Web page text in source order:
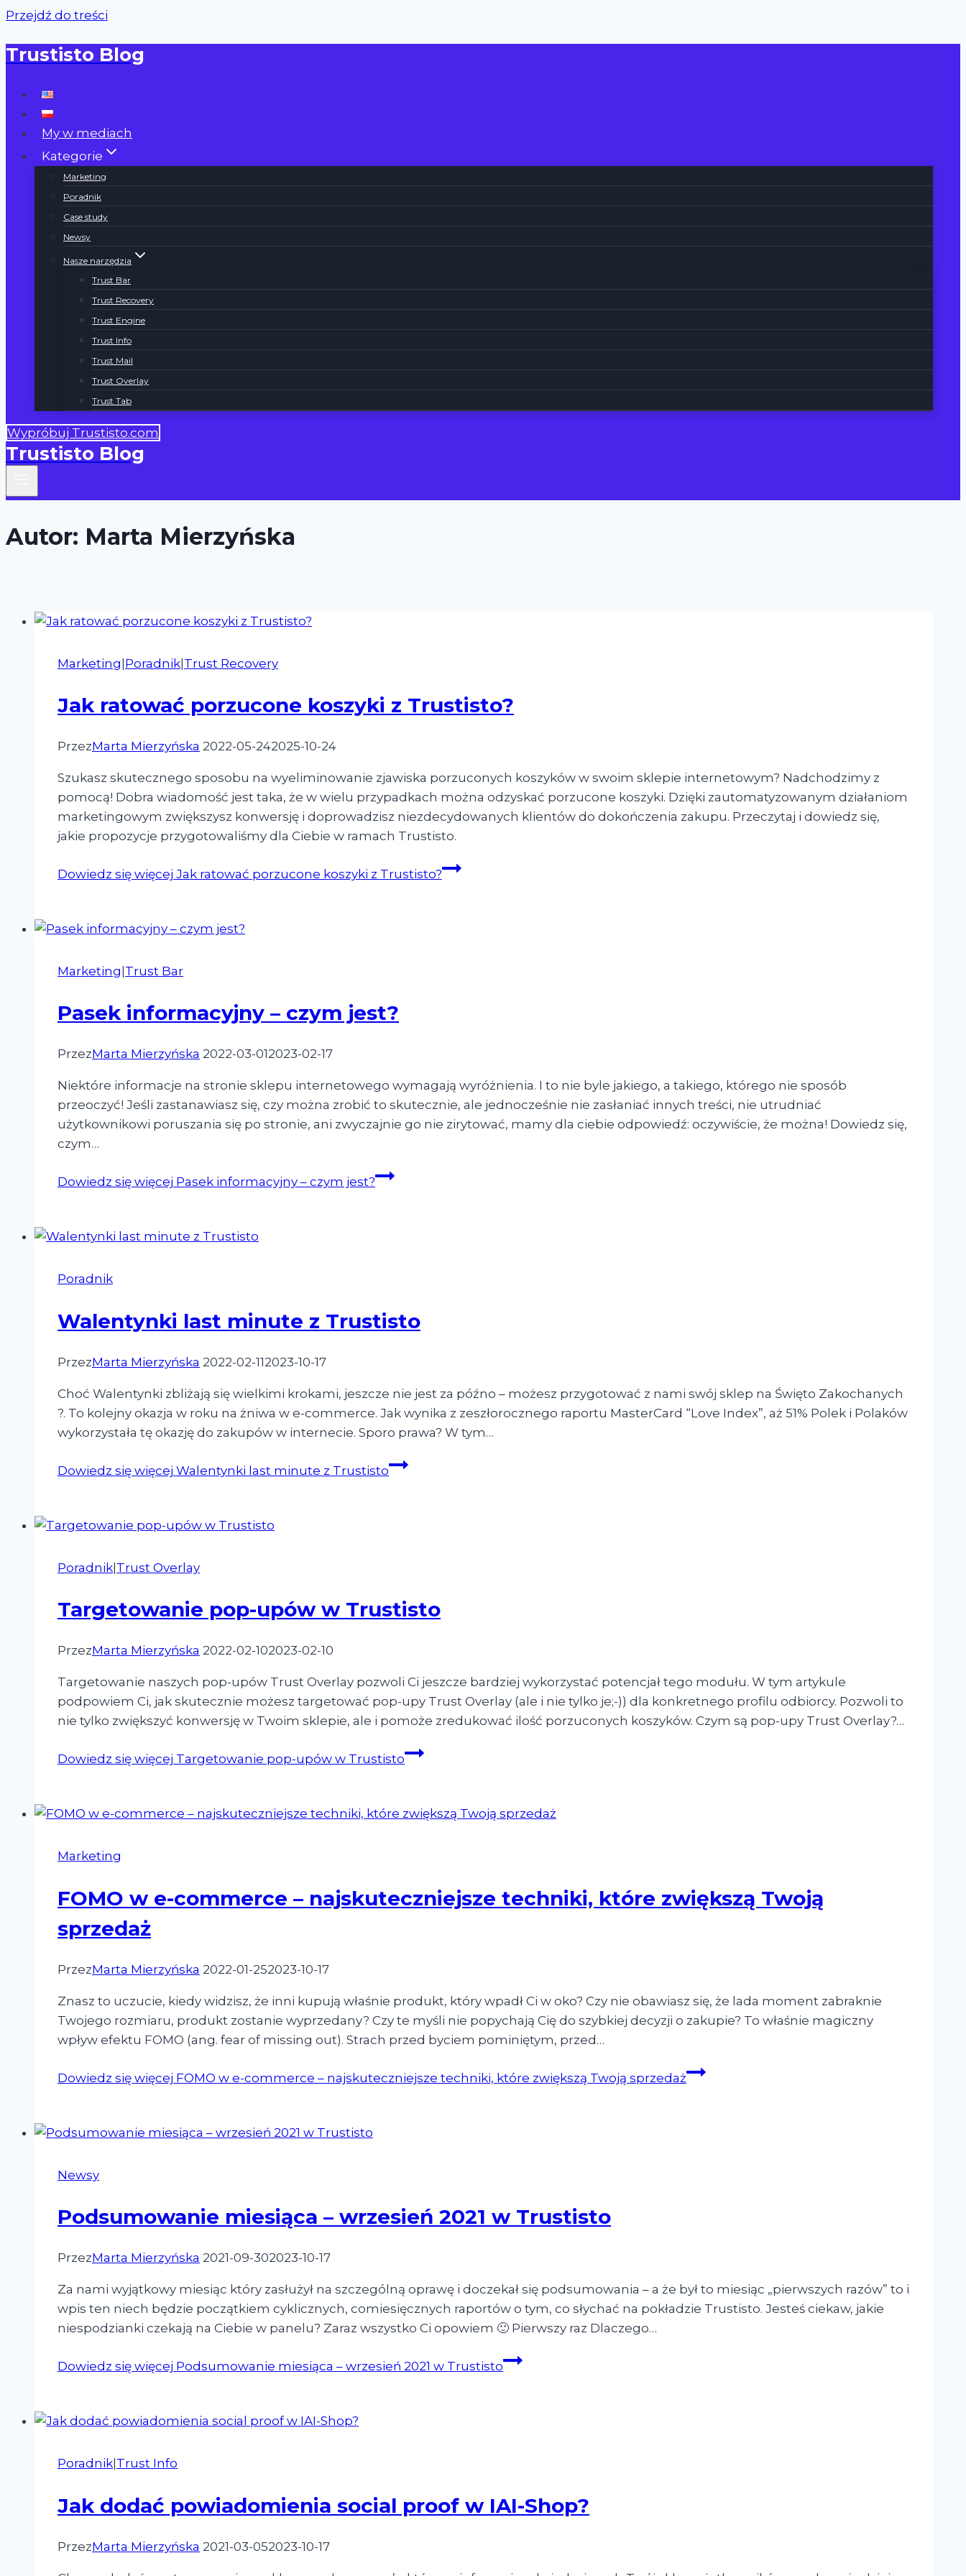
Przejdź do treści
Trustisto Blog
My w mediach
Kategorie
Marketing
Poradnik
Case study
Newsy
Nasze narzędzia
Trust Bar
Trust Recovery
Trust Engine
Trust Info
Trust Mail
Trust Overlay
Trust Tab
Wypróbuj Trustisto.com
Trustisto Blog
Autor: Marta Mierzyńska
Marketing|Poradnik|Trust Recovery
Jak ratować porzucone koszyki z Trustisto?
PrzezMarta Mierzyńska 2022-05-242025-10-24
Szukasz skutecznego sposobu na wyeliminowanie zjawiska porzuconych koszyków w swoim sklepie internetowym? Nadchodzimy z
pomocą! Dobra wiadomość jest taka, że w wielu przypadkach można odzyskać porzucone koszyki. Dzięki zautomatyzowanym działaniom
marketingowym zwiększysz konwersję i doprowadzisz niezdecydowanych klientów do dokończenia zakupu. Przeczytaj i dowiedz się,
jakie propozycje przygotowaliśmy dla Ciebie w ramach Trustisto.
Dowiedz się więcej Jak ratować porzucone koszyki z Trustisto?
Marketing Trust Bar
Pasek informacyjny – czym jest?
PrzezMarta Mierzyńska 2022-03-012023-02-17
Niektóre informacje na stronie sklepu internetowego wymagają wyróżnienia. I to nie byle jakiego, a takiego, którego nie sposób
przeoczyć! Jeśli zastanawiasz się, czy można zrobić to skutecznie, ale jednocześnie nie zasłaniać innych treści, nie utrudniać
użytkownikowi poruszania się po stronie, ani zwyczajnie go nie zirytować, mamy dla ciebie odpowiedź: oczywiście, że można! Dowiedz się,
czym…
Dowiedz się więcej Pasek informacyjny – czym jest?
Poradnik
Walentynki last minute z Trustisto
PrzezMarta Mierzyńska 2022-02-112023-10-17
Choć Walentynki zbliżają się wielkimi krokami, jeszcze nie jest za późno – możesz przygotować z nami swój sklep na Święto Zakochanych
?. To kolejny okazja w roku na żniwa w e-commerce. Jak wynika z zeszłorocznego raportu MasterCard “Love Index”, aż 51% Polek i Polaków
wykorzystała tę okazję do zakupów w internecie. Sporo prawa? W tym…
Dowiedz się więcej Walentynki last minute z Trustisto
Poradnik|Trust Overlay
Targetowanie pop-upów w Trustisto
PrzezMarta Mierzyńska 2022-02-102023-02-10
Targetowanie naszych pop-upów Trust Overlay pozwoli Ci jeszcze bardziej wykorzystać potencjał tego modułu. W tym artykule
podpowiem Ci, jak skutecznie możesz targetować pop-upy Trust Overlay (ale i nie tylko je;-)) dla konkretnego profilu odbiorcy. Pozwoli to
nie tylko zwiększyć konwersję w Twoim sklepie, ale i pomoże zredukować ilość porzuconych koszyków. Czym są pop-upy Trust Overlay?…
Dowiedz się więcej Targetowanie pop-upów w Trustisto
Marketing
FOMO w e-commerce – najskuteczniejsze techniki, które zwiększą Twoją
sprzedaż
PrzezMarta Mierzyńska 2022-01-252023-10-17
Znasz to uczucie, kiedy widzisz, że inni kupują właśnie produkt, który wpadł Ci w oko? Czy nie obawiasz się, że lada moment zabraknie
Twojego rozmiaru, produkt zostanie wyprzedany? Czy te myśli nie popychają Cię do szybkiej decyzji o zakupie? To właśnie magiczny
wpływ efektu FOMO (ang. fear of missing out). Strach przed byciem pominiętym, przed…
Dowiedz się więcej FOMO w e-commerce – najskuteczniejsze techniki, które zwiększą Twoją sprzedaż
Newsy
Podsumowanie miesiąca – wrzesień 2021 w Trustisto
PrzezMarta Mierzyńska 2021-09-302023-10-17
Za nami wyjątkowy miesiąc który zasłużył na szczególną oprawę i doczekał się podsumowania – a że był to miesiąc „pierwszych razów” to i
wpis ten niech będzie początkiem cyklicznych, comiesięcznych raportów o tym, co słychać na pokładzie Trustisto. Jesteś ciekaw, jakie
niespodzianki czekają na Ciebie w panelu? Zaraz wszystko Ci opowiem 🙂 Pierwszy raz Dlaczego…
Dowiedz się więcej Podsumowanie miesiąca – wrzesień 2021 w Trustisto
Poradnik Trust Info
Jak dodać powiadomienia social proof w IAI-Shop?
PrzezMarta Mierzyńska 2021-03-052023-10-17